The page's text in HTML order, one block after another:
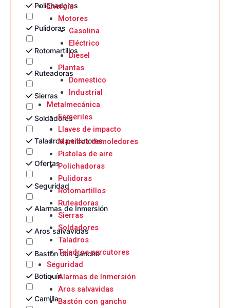
Polichadoras
Pulidoras
Rotomartillos
Ruteadoras
Sierras
Soldadores
Taladros percutores
Ofertas
Seguridad
Alarmas de Inmersión
Aros salvavidas
Bastón con gancho
Botiquín
Camilla
Energía
Motores
Gasolina
Eléctrico
Diesel
Plantas
Domestico
Industrial
Metalmecánica
Esmeriles
Llaves de impacto
Martillos demoledores
Pistolas de aire
Polichadoras
Pulidoras
Rotomartillos
Ruteadoras
Sierras
Soldadores
Taladros
Taladros percutores
Seguridad
Alarmas de Inmersión
Aros salvavidas
Bastón con gancho